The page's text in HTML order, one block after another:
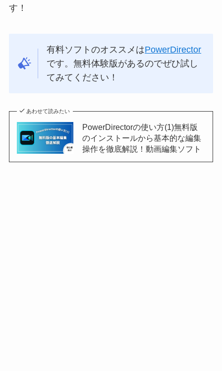
す！
有料ソフトのオススメはPowerDirector
です。無料体験版があるのでぜひ試し
てみてください！
あわせて読みたい
PowerDirectorの使い方(1)無料版
のインストールから基本的な編集
操作を徹底解説！動画編集ソフト